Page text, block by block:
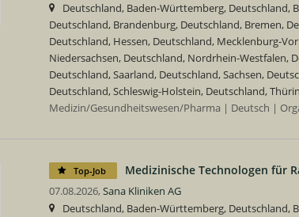
Deutschland, Baden-Württemberg, Deutschland,
Deutschland, Brandenburg, Deutschland, Bremen,
Deutschland, Hessen, Deutschland, Mecklenburg-
Niedersachsen, Deutschland, Nordrhein-Westfalen,
Deutschland, Saarland, Deutschland, Sachsen,
Deutschland, Schleswig-Holstein, Deutschland,
Medizin/Gesundheitswesen/Pharma | Deutsch |
Top-Job Medizinische Technologen für
07.08.2026, Sana Kliniken AG
Deutschland, Baden-Württemberg, Deutschland,